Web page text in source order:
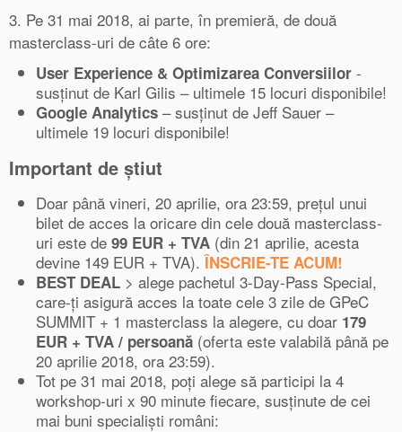
3. Pe 31 mai 2018, ai parte, în premieră, de două
masterclass-uri de câte 6 ore:
User Experience & Optimizarea Conversiilor -
susținut de Karl Gilis – ultimele 15 locuri disponibile!
Google Analytics – susținut de Jeff Sauer –
ultimele 19 locuri disponibile!
Important de știut
Doar până vineri, 20 aprilie, ora 23:59, prețul unui
bilet de acces la oricare din cele două masterclass-
uri este de 99 EUR + TVA (din 21 aprilie, acesta
devine 149 EUR + TVA).ÎNSCRIE-TE ACUM!
BEST DEAL > alege pachetul 3-Day-Pass Special,
care-ți asigură acces la toate cele 3 zile de GPeC
SUMMIT + 1 masterclass la alegere, cu doar 179
EUR + TVA / persoană (oferta este valabilă până pe
20 aprilie 2018, ora 23:59).
Tot pe 31 mai 2018, poți alege să participi la 4
workshop-uri x 90 minute fiecare, susținute de cei
mai buni specialiști români: